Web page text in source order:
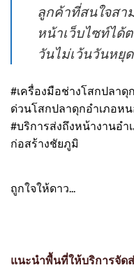
ลูกค้าที่สนใจสา
หน้าเว็บไซท์ได้
วันไม่เว้นวันหยุด
#เครื่องมือช่างโสกปลา
ด่วนโสกปลาดุกอำเภอห
#บริการส่งถึงหน้างานอ
ก่อสร้างชัยภูมิ
ถูกใจให้ดาว...
แนะนำพื้นที่ให้บริการจัด